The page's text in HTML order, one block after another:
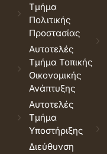
Τμήμα
Πολιτικής
Προστασίας
Αυτοτελές
Τμήμα Τοπικής
Οικονομικής
Ανάπτυξης
Αυτοτελές
Τμήμα
Υποστήριξης
Διεύθυνση